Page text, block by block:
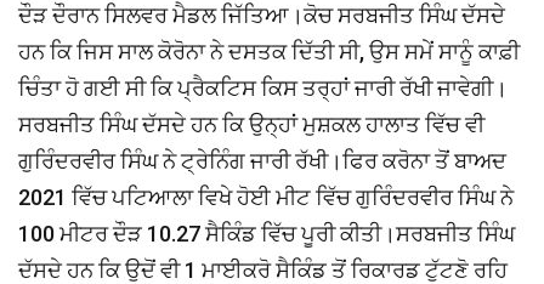
ਦੌੜ ਦੌਰਾਨ ਸਿਲਵਰ ਮੈਡਲ ਜਿੱਤਿਆ।ਕੋਚ ਸਰਬਜੀਤ ਸਿੰਘ ਦੱਸਦੇ
ਹਨ ਕਿ ਜਿਸ ਸਾਲ ਕੋਰੋਨਾ ਨੇ ਦਸਤਕ ਦਿੱਤੀ ਸੀ, ਉਸ ਸਮੇਂ ਸਾਨੂੰ ਕਾਫ਼ੀ
ਚਿੰਤਾ ਹੋ ਗਈ ਸੀ ਕਿ ਪ੍ਰੈਕਟਿਸ ਕਿਸ ਤਰ੍ਹਾਂ ਜਾਰੀ ਰੱਖੀ ਜਾਵੇਗੀ।
ਸਰਬਜੀਤ ਸਿੰਘ ਦੱਸਦੇ ਹਨ ਕਿ ਉਨ੍ਹਾਂ ਮੁਸ਼ਕਲ ਹਾਲਾਤ ਵਿੱਚ ਵੀ
ਗੁਰਿੰਦਰਵੀਰ ਸਿੰਘ ਨੇ ਟ੍ਰੇਨਿੰਗ ਜਾਰੀ ਰੱਖੀ।ਫਿਰ ਕਰੋਨਾ ਤੋਂ ਬਾਅਦ
2021 ਵਿੱਚ ਪਟਿਆਲਾ ਵਿਖੇ ਹੋਈ ਮੀਟ ਵਿੱਚ ਗੁਰਿੰਦਰਵੀਰ ਸਿੰਘ ਨੇ
100 ਮੀਟਰ ਦੌੜ 10.27 ਸੈਕਿੰਡ ਵਿੱਚ ਪੂਰੀ ਕੀਤੀ।ਸਰਬਜੀਤ ਸਿੰਘ
ਦੱਸਦੇ ਹਨ ਕਿ ਉਦੋਂ ਵੀ 1 ਮਾਈਕਰੋ ਸੈਕਿੰਡ ਤੋਂ ਰਿਕਾਰਡ ਟੁੱਟਣੋ ਰਹਿ